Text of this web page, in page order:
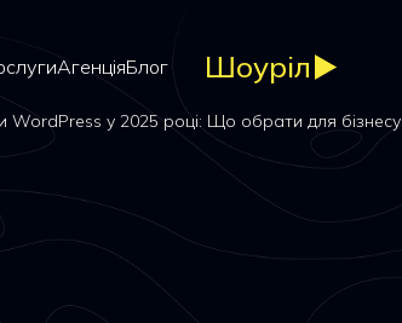
АгенціяБлог Шоуріл
у 2025 році: Що обрати для бізнесу